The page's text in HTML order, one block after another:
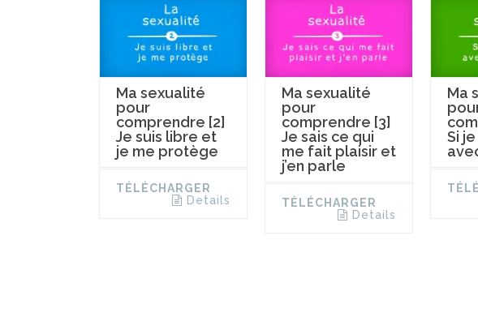
Ma sexualité
pour
comprendre [2]
Je suis libre et
je me protège
TÉLÉCHARGER
Details
Ma sexualité
pour
comprendre [3]
Je sais ce qui
me fait plaisir et
j’en parle
TÉLÉCHARGER
Details
Ma
Si